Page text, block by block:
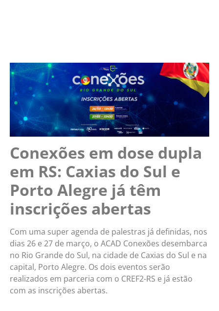
Conexões em dose dupla
em RS: Caxias do Sul e
Porto Alegre já têm
inscrições abertas
Com uma super agenda de palestras já definidas, nos
dias 26 e 27 de março, o ACAD Conexões desembarca
no Rio Grande do Sul, na cidade de Caxias do Sul e na
capital, Porto Alegre. Os dois eventos serão
realizados em parceria com o CREF2-RS e já estão
com as inscrições abertas.